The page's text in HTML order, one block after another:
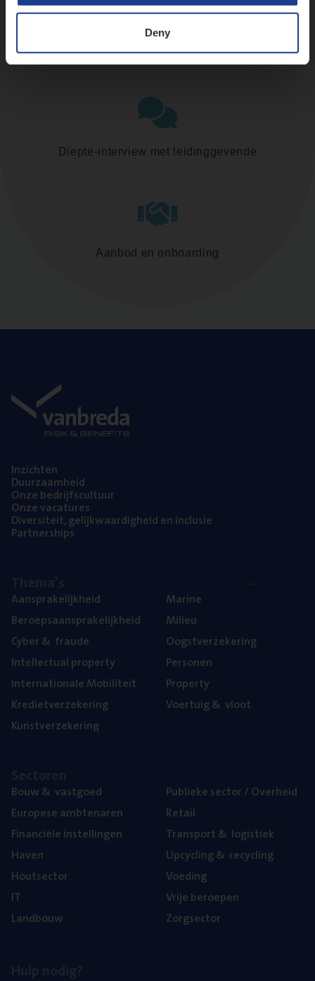
Deny
Assessment
Diepte-interview met leidinggevende
Aanbod en onboarding
Inzich­ten
Duur­zaam­heid
Onze bedrijfs­cul­tuur
Onze vaca­tu­res
Diver­si­teit, gelijk­waar­dig­heid en inclusie
Part­ner­ships
Aan­spra­ke­lijk­heid
Beroeps­aan­spra­ke­lijk­heid
Cyber& fraude
Intel­lec­tu­al property
Inter­na­ti­o­na­le Mobiliteit
Kre­diet­ver­ze­ke­ring
Kunst­ver­ze­ke­ring
Mari­ne
Mili­eu
Oogst­ver­ze­ke­ring
Per­so­nen
Pro­per­ty
Voer­tuig& vloot
Bouw& vastgoed
Euro­pe­se ambtenaren
Finan­ci­ë­le instellingen
Haven
Hout­sec­tor
IT
Land­bouw
Publie­ke sec­tor / Overheid
Retail
Trans­port& logistiek
Upcy­cling& recycling
Voe­ding
Vrije beroe­pen
Zorg­sec­tor